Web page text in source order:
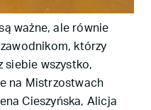
ważne, ale równie
którzy
siebie wszystko,
na Mistrzostwach
Cieszyńska, Alicja